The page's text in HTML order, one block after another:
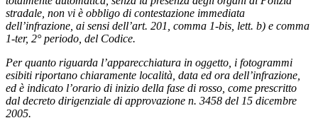
stradale, non vi è obbligo di contestazione immediata
dell’infrazione, ai sensi dell’art. 201, comma 1-bis, lett. b) e comma
1-ter, 2° periodo, del Codice.
Per quanto riguarda l’apparecchiatura in oggetto, i fotogrammi
esibiti riportano chiaramente località, data ed ora dell’infrazione,
ed è indicato l’orario di inizio della fase di rosso, come prescritto
dal decreto dirigenziale di approvazione n. 3458 del 15 dicembre
2005.